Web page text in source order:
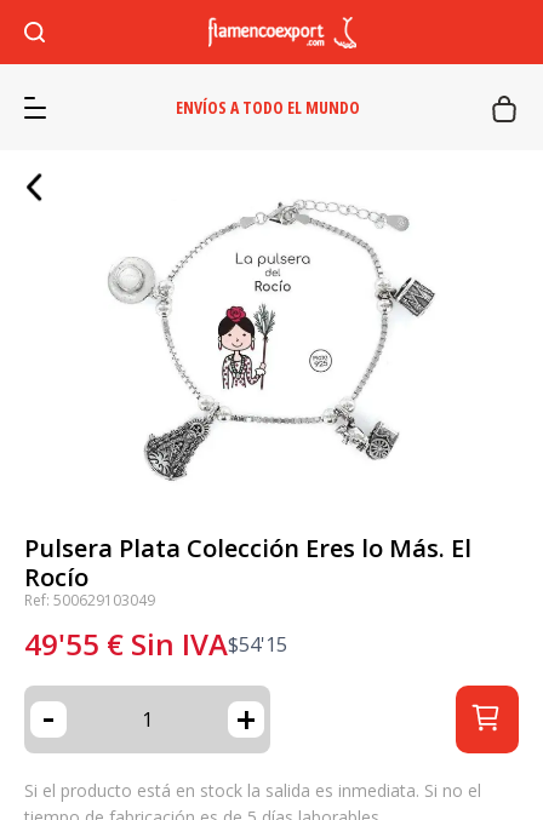
ENVÍOS A TODO EL MUNDO
Pulsera Plata Colección Eres lo Más. El
Rocío
Ref: 500629103049
49'55 € Sin IVA$54'15
- +
Si el producto está en stock la salida es inmediata. Si no el